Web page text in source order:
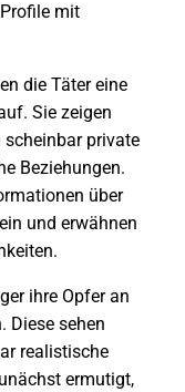
mit
die Täter eine
Sie zeigen
scheinbar private
Beziehungen.
über
und erwähnen
ihre Opfer an
Diese sehen
realistische
ermutigt,